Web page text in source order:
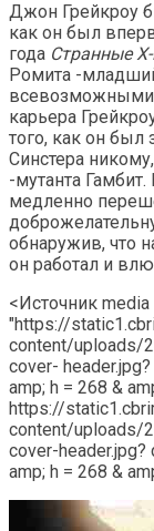
Джон Грейкроу
как он был
года Странные
Ромита -
всевозможными
карьера
того, как он был
Синстера
-мутанта
медленно
обнаружив, что
он работал и
<Источник
"https://
content/uploads/
cover-
amp; h = 268 &
https://
content/uploads/
cover-header.jpg?
amp; h = 268 &